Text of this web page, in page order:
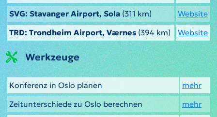
SVG: Stavanger Airport, Sola(311 km)
Website
TRD: Trondheim Airport, Værnes (394 km) Website
Werkzeuge
Konferenz in Oslo planen
mehr
Zeitunterschiede zu Oslo berechnen
mehr